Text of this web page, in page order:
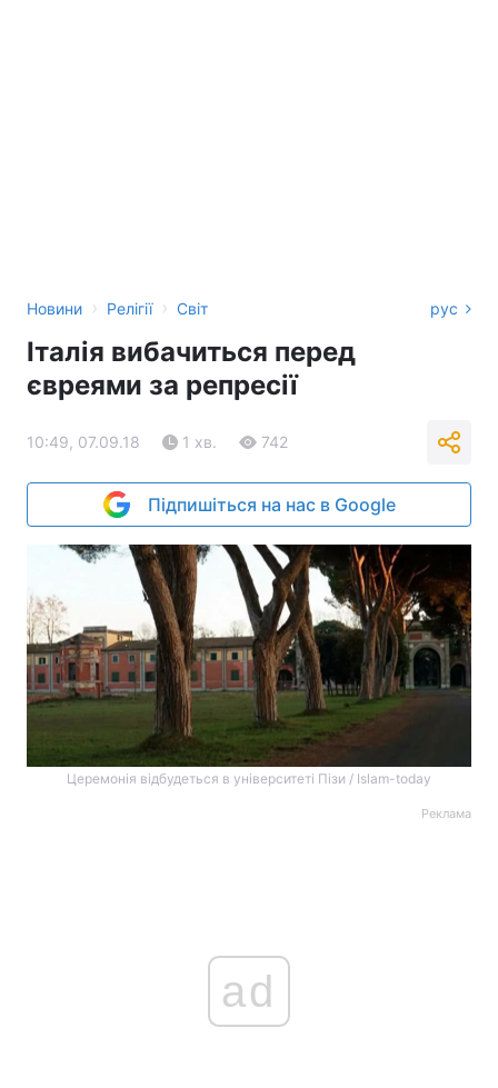
Новини › Релігії › Світ рус
Італія вибачиться перед
євреями за репресії
10:49, 07.09.18 1 хв. 742
Підпишіться на нас в Google
Церемонія відбудеться в університеті Пізи / Islam-today
Реклама
ad